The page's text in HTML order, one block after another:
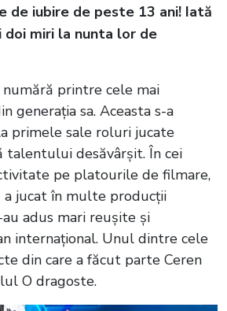
de iubire de peste 13 ani! Iată
doi miri la nunta lor de
numără printre cele mai
generația sa. Aceasta s-a
primele sale roluri jucate
talentului desăvârșit. În cei
pe platourile de filmare,
a jucat în multe producții
adus mari reușite și
internațional. Unul dintre cele
din care a făcut parte Ceren
O dragoste.